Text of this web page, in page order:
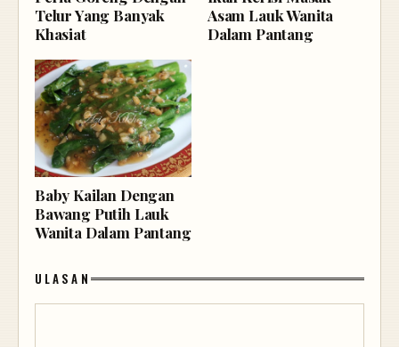
Telur Yang Banyak
Khasiat
Asam Lauk Wanita
Dalam Pantang
Baby Kailan Dengan
Bawang Putih Lauk
Wanita Dalam Pantang
ULASAN